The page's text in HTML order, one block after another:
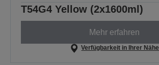
T54G4 Yellow (2x1600ml)
Mehr erfahren
Verfügbarkeit in Ihrer Nähe